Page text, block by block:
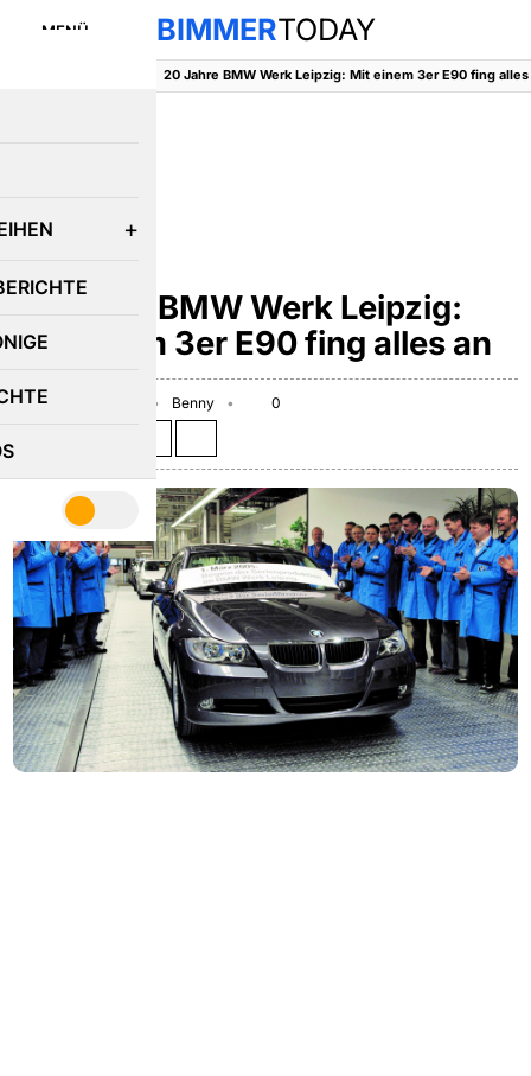
MENÜ BIMMERTODAY
20 Jahre BMW Werk Leipzig: Mit einem 3er E90 fing alles
20 Jahre BMW Werk Leipzig:
Mit einem 3er E90 fing alles an
February 28, 2025 Benny
0